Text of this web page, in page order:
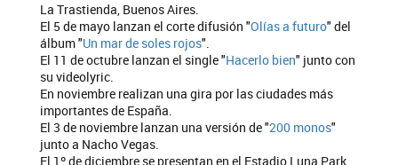
La Trastienda, Buenos Aires.
El 5 de mayo lanzan el corte difusión "Olías a futuro" del
álbum "Un mar de soles rojos".
El 11 de octubre lanzan el single "Hacerlo bien" junto con
su videolyric.
En noviembre realizan una gira por las ciudades más
importantes de España.
El 3 de noviembre lanzan una versión de "200 monos"
junto a Nacho Vegas.
El 1º de diciembre se presentan en el Estadio Luna Park